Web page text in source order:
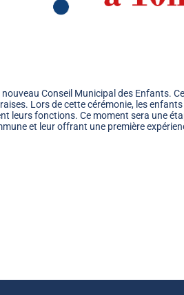
Conseil Municipal des Enfants.
Lors de cette cérémonie, les
leurs fonctions. Ce moment sera une
et leur offrant une première